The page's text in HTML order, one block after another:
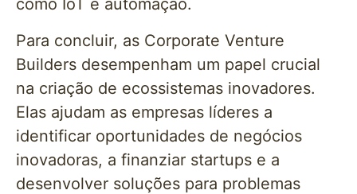
como IoT e automação.
Para concluir, as Corporate Venture
Builders desempenham um papel crucial
na criação de ecossistemas inovadores.
Elas ajudam as empresas líderes a
identificar oportunidades de negócios
inovadoras, a finanziar startups e a
desenvolver soluções para problemas